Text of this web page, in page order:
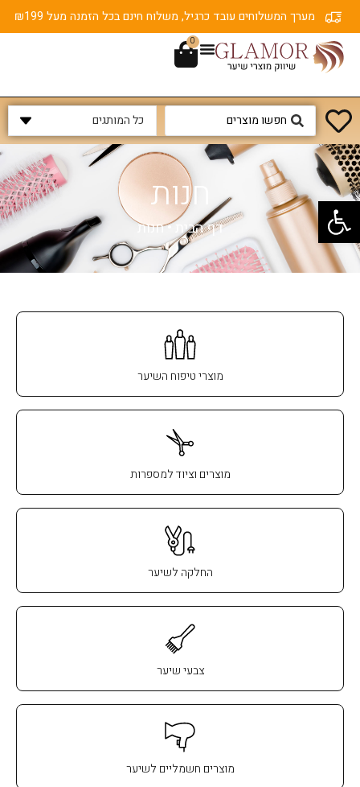
פתח סרגל נגישות
מערך המשלוחים עובד כרגיל, משלוח חינם בכל הזמנה מעל ₪199
0
חנות
דף הבית•חנות
מוצרי טיפוח השיער
מוצרים וציוד למספרות
החלקה לשיער
צבעי שיער
מוצרים חשמליים לשיער